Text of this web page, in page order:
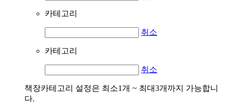
카테고리
취소
카테고리
취소
책장카테고리 설정은 최소1개 ~ 최대3개까지 가능합니
다.